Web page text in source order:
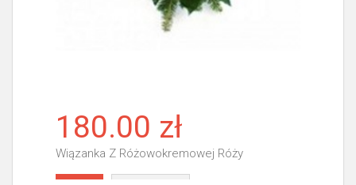
180.00 zł
Wiązanka Z Różowokremowej Róży